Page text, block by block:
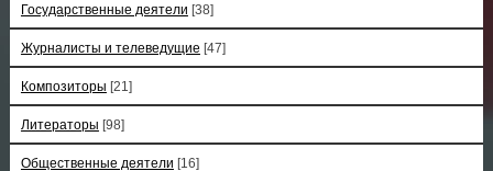
Государственные деятели [38]
Журналисты и телеведущие [47]
Композиторы [21]
Литераторы [98]
Общественные деятели [16]